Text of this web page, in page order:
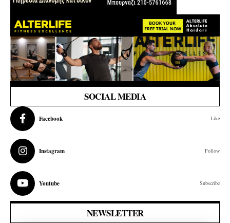
SOCIAL MEDIA
Facebook Like
Instagram Follow
Youtube Subscribe
NEWSLETTER